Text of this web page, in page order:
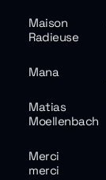
Maison
Radieuse
Mana
Matias
Moellenbach
Merci
merci